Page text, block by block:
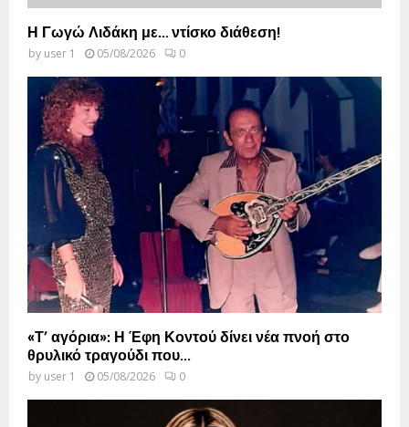
Η Γωγώ Λιδάκη με… ντίσκο διάθεση!
by user 1 05/08/2026 0
«Τ’ αγόρια»: Η Έφη Κοντού δίνει νέα πνοή στο
θρυλικό τραγούδι που...
by user 1 05/08/2026 0